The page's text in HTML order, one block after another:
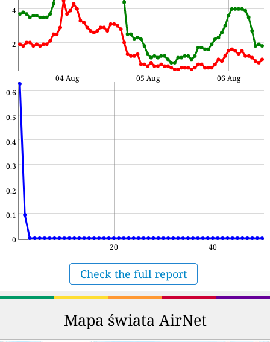
2
4
04 Aug 05 Aug 06 Aug
0
0.1
0.2
0.3
0.4
0.5
0.6
20 40
Check the full report
Mapa świata AirNet